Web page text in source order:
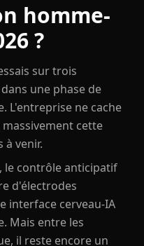
homme-
?
sur trois
une phase de
L'entreprise ne cache
cette
à venir.
le contrôle anticipatif
d'électrodes
interface cerveau-IA
Mais entre les
il reste encore un